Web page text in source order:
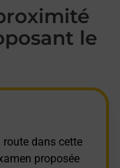
le
route dans cette
proposée